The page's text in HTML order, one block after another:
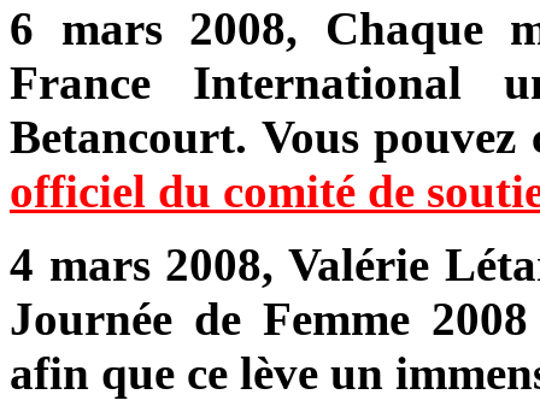
6 mars 2008, Chaque
France International
Betancourt. Vous
officiel du comité de
4 mars 2008, Valérie
Journée de Femme
afin que ce lève un